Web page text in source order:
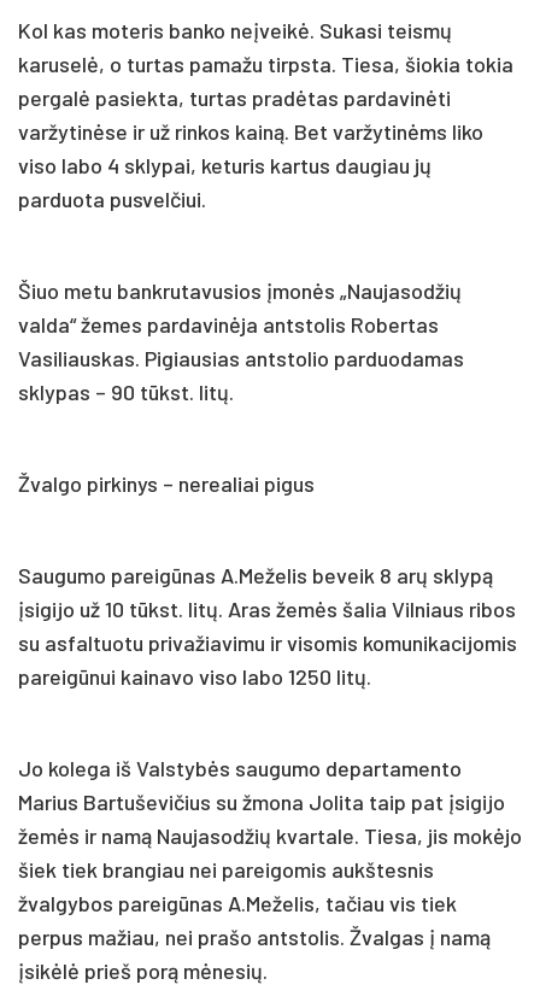
Kol kas moteris banko neįveikė. Sukasi teismų
karuselė, o turtas pamažu tirpsta. Tiesa, šiokia tokia
pergalė pasiekta, turtas pradėtas pardavinėti
varžytinėse ir už rinkos kainą. Bet varžytinėms liko
viso labo 4 sklypai, keturis kartus daugiau jų
parduota pusvelčiui.
Šiuo metu bankrutavusios įmonės „Naujasodžių
valda“ žemes pardavinėja antstolis Robertas
Vasiliauskas. Pigiausias antstolio parduodamas
sklypas – 90 tūkst. litų.
Žvalgo pirkinys – nerealiai pigus
Saugumo pareigūnas A.Meželis beveik 8 arų sklypą
įsigijo už 10 tūkst. litų. Aras žemės šalia Vilniaus ribos
su asfaltuotu privažiavimu ir visomis komunikacijomis
pareigūnui kainavo viso labo 1250 litų.
Jo kolega iš Valstybės saugumo departamento
Marius Bartuševičius su žmona Jolita taip pat įsigijo
žemės ir namą Naujasodžių kvartale. Tiesa, jis mokėjo
šiek tiek brangiau nei pareigomis aukštesnis
žvalgybos pareigūnas A.Meželis, tačiau vis tiek
perpus mažiau, nei prašo antstolis. Žvalgas į namą
įsikėlė prieš porą mėnesių.